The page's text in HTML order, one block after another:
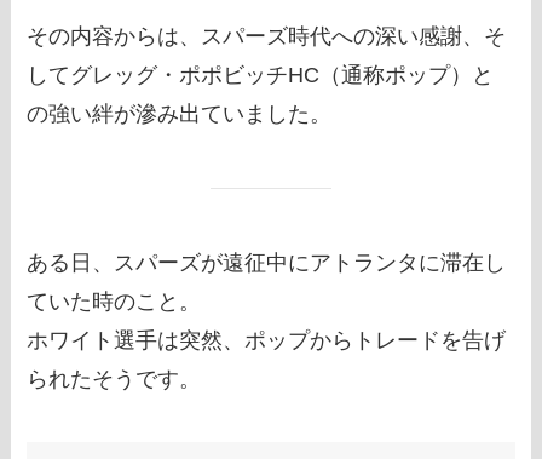
その内容からは、スパーズ時代への深い感謝、そ
してグレッグ・ポポビッチHC（通称ポップ）と
の強い絆が滲み出ていました。
ある日、スパーズが遠征中にアトランタに滞在し
ていた時のこと。
ホワイト選手は突然、ポップからトレードを告げ
られたそうです。